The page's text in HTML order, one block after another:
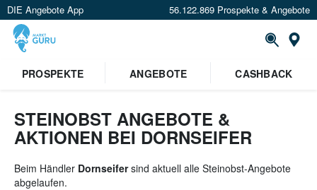
DIE Angebote App 56.122.869 Prospekte & Angebote
Standort festlegen
PROSPEKTE ANGEBOTE CASHBACK
STEINOBST ANGEBOTE &
AKTIONEN BEI DORNSEIFER
Beim Händler Dornseifersind aktuell alle Steinobst-Angebote
abgelaufen.